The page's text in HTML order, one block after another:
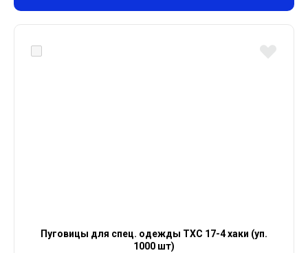
Пуговицы для спец. одежды ТХС 17-4 хаки (уп.
1000 шт)